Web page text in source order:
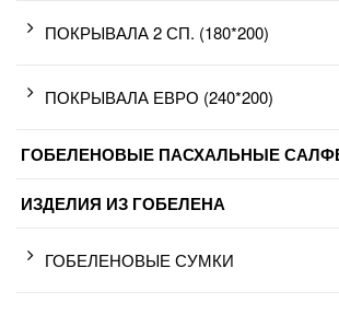
ПОКРЫВАЛА 2 СП. (180*200)
ПОКРЫВАЛА ЕВРО (240*200)
ГОБЕЛЕНОВЫЕ ПАСХАЛЬНЫЕ
ИЗДЕЛИЯ ИЗ ГОБЕЛЕНА
ГОБЕЛЕНОВЫЕ СУМКИ